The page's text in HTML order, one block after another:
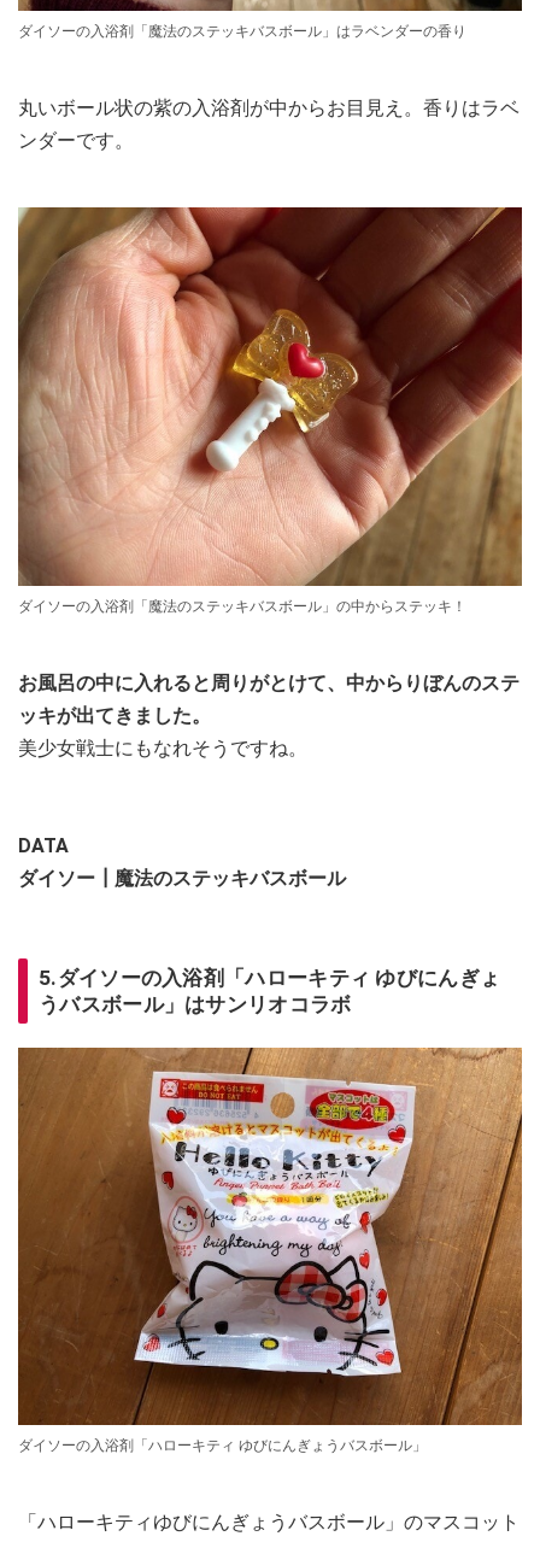
ダイソーの入浴剤「魔法のステッキバスボール」はラベンダーの香り
丸いボール状の紫の入浴剤が中からお目見え。香りはラベ
ンダーです。
ダイソーの入浴剤「魔法のステッキバスボール」の中からステッキ！
お風呂の中に入れると周りがとけて、中からりぼんのステ
ッキが出てきました。
美少女戦士にもなれそうですね。
DATA
ダイソー┃魔法のステッキバスボール
5.ダイソーの入浴剤「ハローキティ ゆびにんぎょ
うバスボール」はサンリオコラボ
ダイソーの入浴剤「ハローキティ ゆびにんぎょうバスボール」
「ハローキティゆびにんぎょうバスボール」のマスコット